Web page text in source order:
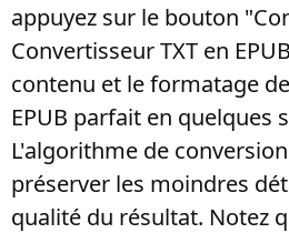
appuyez sur le bouton
Convertisseur TXT en
contenu et le formatage
EPUB parfait en quelques
L'algorithme de
préserver les moindres
qualité du résultat. Notez